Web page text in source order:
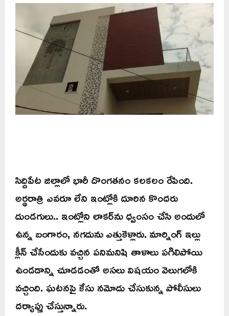
సిద్దిపేట జిల్లాలో భారీ దొంగతనం కలకలం రేపింది.
అర్థరాత్రి ఎవరూ లేని ఇంట్లోకి దూరిన కొందరు
దుండగులు.. ఇంట్లోని లాకర్‌ను ధ్వంసం చేసి అందులో
ఉన్న బంగారం, నగదును ఎత్తుకెళ్లారు. మార్నింగ్ ఇల్లు
క్లీన్ చేసేందుకు వచ్చిన పనిమనిషి తాళాలు పగిలిపోయి
ఉండడాన్ని చూడడంతో అసలు విషయం వెలుగలోకి
వచ్చింది. ఘటనపై కేసు నమోదు చేసుకున్న పోలీసులు
దర్యాప్తు చేస్తున్నారు.